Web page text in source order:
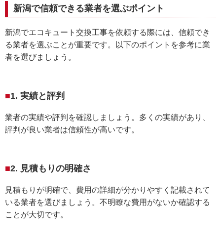
新潟で信頼できる業者を選ぶポイント
新潟でエコキュート交換工事を依頼する際には、信頼でき
る業者を選ぶことが重要です。以下のポイントを参考に業
者を選びましょう。
1. 実績と評判
業者の実績や評判を確認しましょう。多くの実績があり、
評判が良い業者は信頼性が高いです。
2. 見積もりの明確さ
見積もりが明確で、費用の詳細が分かりやすく記載されて
いる業者を選びましょう。不明瞭な費用がないか確認する
ことが大切です。